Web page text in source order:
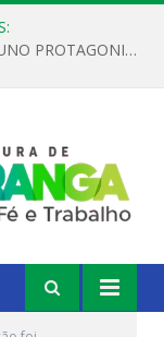
REGULAMENTO OFICIAL DO PRÊMIO ALUNO PROTAGONISTA – EDIÇÃO 2026